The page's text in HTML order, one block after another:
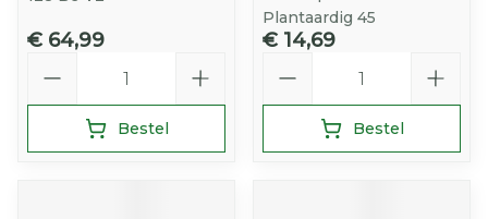
€ 64,99
Bestel
Plantaardig 45
€ 14,69
Bestel